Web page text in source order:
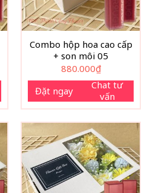
Combo hộp hoa cao cấp
+ son môi 05
880.000₫
Đặt ngay
Chat tư
vấn